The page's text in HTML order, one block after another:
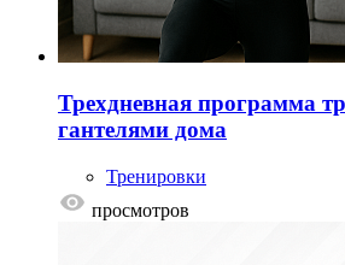
Трехдневная программа
гантелями дома
Тренировки
просмотров